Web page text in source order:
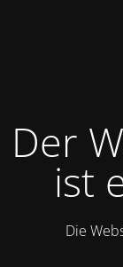
Der
ist
Die